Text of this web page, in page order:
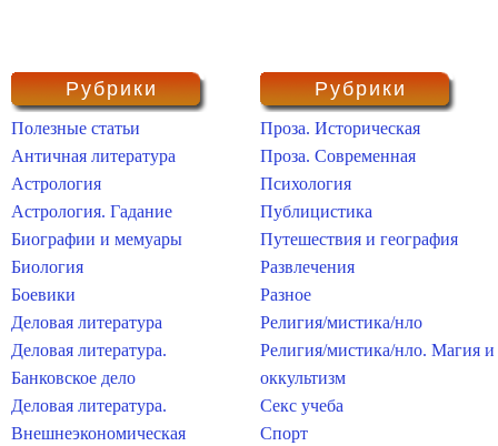
Рубрики
Полезные статьи
Античная литература
Астрология
Астрология. Гадание
Биографии и мемуары
Биология
Боевики
Деловая литература
Деловая литература.
Банковское дело
Деловая литература.
Внешнеэкономическая
Рубрики
Проза. Историческая
Проза. Современная
Психология
Публицистика
Путешествия и география
Развлечения
Разное
Религия/мистика/нло
Религия/мистика/нло. Магия и
оккультизм
Секс учеба
Спорт